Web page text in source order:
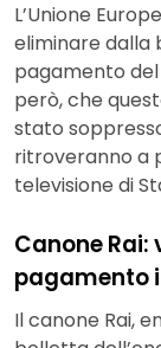
L’Unione
eliminare dalla
pagamento del
però, che
stato
ritroveranno a
televisione di
Canone
pagamento
Il canone Rai,